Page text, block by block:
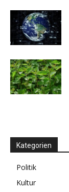
Kategorien
Politik
Kultur